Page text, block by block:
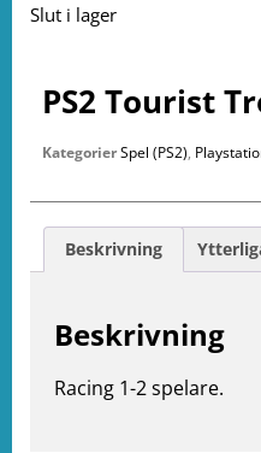
Slut i lager
PS2 Tourist
KategorierSpel (PS2),
Beskrivning
Beskrivning
Racing 1-2 spelare.